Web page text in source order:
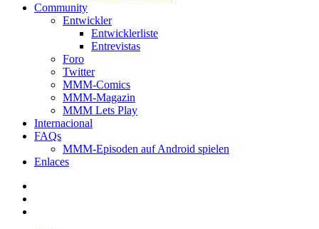
Community
Entwickler
Entwicklerliste
Entrevistas
Foro
Twitter
MMM-Comics
MMM-Magazin
MMM Lets Play
Internacional
FAQs
MMM-Episoden auf Android spielen
Enlaces